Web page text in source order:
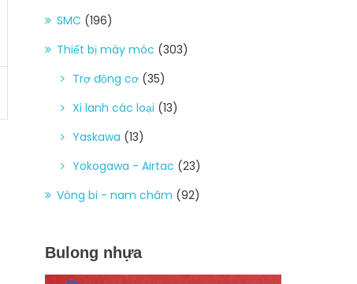
SMC (196)
Thiết bị máy móc (303)
Trợ động cơ (35)
Xi lanh các loại (13)
Yaskawa (13)
Yokogawa - Airtac (23)
Vòng bi - nam châm (92)
Bulong nhựa